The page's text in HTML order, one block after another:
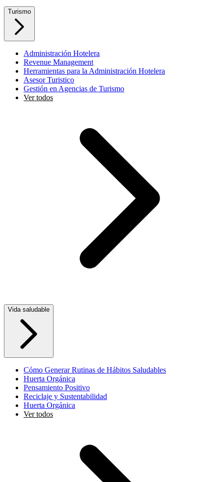
Turismo
Administración Hotelera
Revenue Management
Herramientas para la Administración Hotelera
Asesor Turistico
Gestión en Agencias de Turismo
Ver todos
Vida saludable
Cómo Generar Rutinas de Hábitos Saludables
Huerta Orgánica
Pensamiento Positivo
Reciclaje y Sustentabilidad
Huerta Orgánica
Ver todos